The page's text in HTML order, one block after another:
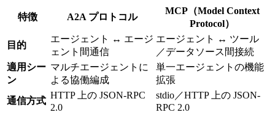
特徴 A2A プロトコル
MCP（Model Context
Protocol）
目的
エージェント ↔ エージ
ェント間通信
エージェント ↔ ツール
／データソース間接続
適用シー
ン
マルチエージェントに
よる協働編成
単一エージェントの機能
拡張
通信方式
HTTP 上の JSON-RPC
2.0
stdio／HTTP 上の JSON-
RPC 2.0